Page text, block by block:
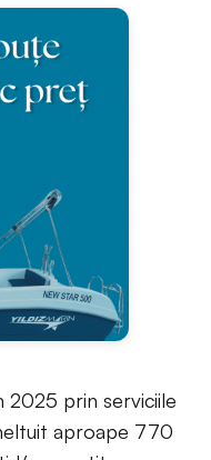
2025 prin serviciile
aproape 770